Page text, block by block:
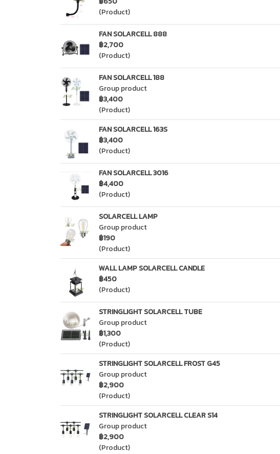
(Product)
FAN SOLARCELL 888
฿2,700
(Product)
FAN SOLARCELL 188
Group product
฿3,400
(Product)
FAN SOLARCELL 163S
฿3,400
(Product)
FAN SOLARCELL 3016
฿4,400
(Product)
SOLARCELL LAMP
Group product
฿190
(Product)
WALL LAMP SOLARCELL CANDLE
฿450
(Product)
STRINGLIGHT SOLARCELL TUBE
Group product
฿1,300
(Product)
STRINGLIGHT SOLARCELL FROST G45
Group product
฿2,900
(Product)
STRINGLIGHT SOLARCELL CLEAR S14
Group product
฿2,900
(Product)